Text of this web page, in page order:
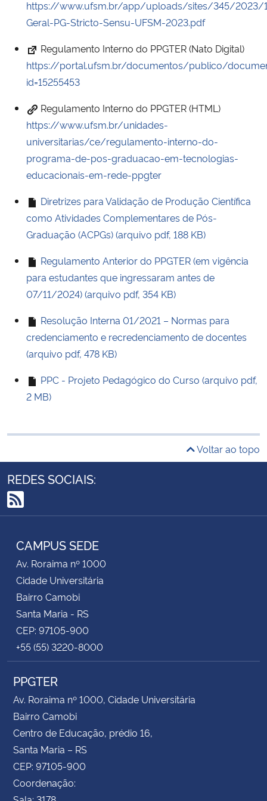
Ministério da Cidadania
Ministério de Minas e Energia
Ministério da Ciência, Tecnologia, Inovações e Comunicações
Ministério do Meio Ambiente
Ministério do Turismo
Ministério do Desenvolvimento Regional
Controladoria-Geral da União
Ministério da Mulher, da Família e dos Direitos Humanos
Secretaria-Geral
Secretaria de Governo
Gabinete de Segurança Institucional
Advocacia-Geral da União
https://www.ufsm.br/app/uploads/sites/345/2023/
Geral-PG-Stricto-Sensu-UFSM-2023.pdf
Regulamento Interno do PPGTER (Nato Digital)
https://portal.ufsm.br/documentos/publico/
id=15255453
Regulamento Interno do PPGTER (HTML)
https://www.ufsm.br/unidades-
universitarias/ce/regulamento-interno-do-
programa-de-pos-graduacao-em-tecnologias-
educacionais-em-rede-ppgter
Diretrizes para Validação de Produção Científica
como Atividades Complementares de Pós-
Graduação (ACPGs) (arquivo pdf, 188 KB)
Regulamento Anterior do PPGTER (em vigência
para estudantes que ingressaram antes de
07/11/2024) (arquivo pdf, 354 KB)
Resolução Interna 01/2021 – Normas para
credenciamento e recredenciamento de docentes
(arquivo pdf, 478 KB)
PPC - Projeto Pedagógico do Curso (arquivo pdf,
2 MB)
Voltar ao topo
REDES SOCIAIS:
RSS
CAMPUS SEDE
Av. Roraima nº 1000
Cidade Universitária
Bairro Camobi
Santa Maria - RS
CEP: 97105-900
+55 (55) 3220-8000
PPGTER
Av. Roraima nº 1000, Cidade Universitária
Bairro Camobi
Centro de Educação, prédio 16,
Santa Maria – RS
CEP: 97105-900
Coordenação: